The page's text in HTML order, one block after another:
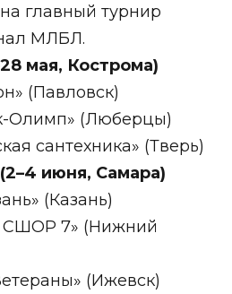
главный турнир
МЛБЛ.
мая, Кострома)
(Павловск)
Олимп» (Люберцы)
сантехника» (Тверь)
июня, Самара)
(Казань)
СШОР 7» (Нижний
(Ижевск)